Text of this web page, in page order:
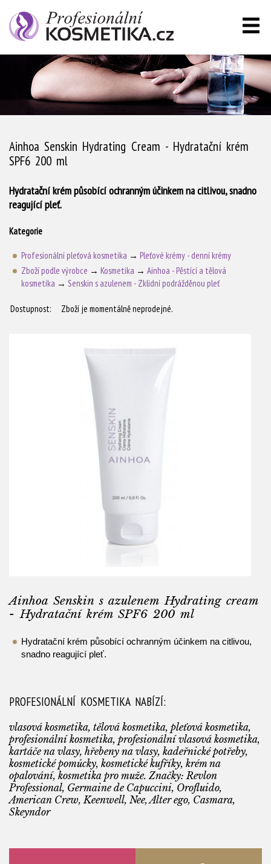
Ainhoa Senskin Hydrating Cream - Hydratační krém
SPF6 200 ml
Hydratační krém působící ochranným účinkem na citlivou, snadno
reagující pleť.
Kategorie
Profesionální pleťová kosmetika → Pleťové krémy - denní krémy
Zboží podle výrobce → Kosmetika → Ainhoa - Pěstící a tělová
kosmetika → Senskin s azulenem - Zklidní podrážděnou pleť
Dostupnost: Zboží je momentálně neprodejné.
Ainhoa Senskin s azulenem Hydrating cream
- Hydratační krém SPF6 200 ml
Hydratační krém působící ochranným účinkem na citlivou,
snadno reagující pleť.
PROFESIONÁLNÍ KOSMETIKA NABÍZÍ:
vlasová kosmetika, tělová kosmetika, pleťová kosmetika,
profesionální kosmetika, profesionální vlasová kosmetika,
kartáče na vlasy, hřebeny na vlasy, kadeřnické potřeby,
kosmetické pomůcky, kosmetické kufříky, krém na
opalování, kosmetika pro muže. Značky: Revlon
Professional, Germaine de Capuccini, Orofluido,
American Crew, Keenwell, Nee, Alter ego, Casmara,
Skeyndor